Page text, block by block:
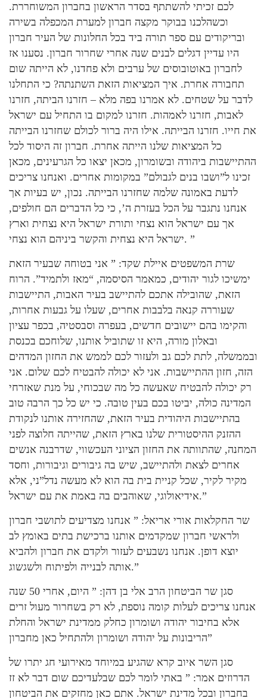
לכם זכיתי להשתתף בסדר הראשון בחברון המשוחררת.
וכשהלכנו בבוקר מקצה חברון למערת המכפלה בשירה
ובריקודים עם ספר תורה ביד בכל החלונות של העיר חברון
היו עדיין דגלים לבנים שנה אחרי שחרור חברון. נסענו אז
לחברון באוטובוסים של ערבים ולא פחדנו, לא הייתה שום
תחבורה אחרת. איך המציאות הזאת השתנתה? כי התחלנו
לדבר על שטחים. לא אמרנו בפה מלא – חזרנו הביתה, חזרנו
לאבות, חזרנו לאמהות. חזרנו למקום בו התחיל עם ישראל
את חייו. חזרנו הבייתה. אילו היה ברור לכולם שחזרנו הבייתה
כל המציאות שלנו הייתה אחרת. חברון זה היסוד לכל
ההתיישבות ביהודה ובשומרון, מכאן יצאו כל הגרעינים, מכאן
זכינו ל”ושבו בנים לגבולם” במקומות אחרים. ואנחנו צריכים
לדעת באמונה שלמה שחזרנו הבייתה. נכון, יש בעיות אך
אנחנו נתגבר על הכל בעזרת ה’, כי כל הדברים הם חולפים,
אך עם ישראל הוא נצחי ותורת ישראל היא נצחית וארץ
ישראל היא נצחית והקשר ביניהם הוא נצחי. ”
שרת המשפטים איילת שקד: ” אני בטוחה שבעיר הזאת
ימשיכו לגור יהודים, כמאמר הסיסמה, “מאז ולתמיד”. הרוח
הזאת, שהובילה אתכם להתיישב בעיר האבות, התיישבות
שעוררה קנאה בלבבות אחרים, שעלו על גבעות אחרות,
והקימו בהם יישובים חדשים, בעפרה וסבסטיה, בכפר עציון
ובאלון מורה, היא זו שתוביל אותנו, שלוחכם בכנסת
ובממשלה, לתת לכם גב ולעזור לכם לממש את החזון המדהים
הזה, חזון ההתיישבות. אני לא יכולה להבטיח לכם שלום. אני
רק יכולה להבטיח שאעשה כל מה שבכוחי, על מנת שאזרחי
המדינה כולה, יביטו בכם בעין טובה. כי יש כל כך הרבה טוב
בהתיישבות היהודית בעיר הזאת, שהחזירה אותנו לנקודת
ההזנק ההיסטורית שלנו בארץ הזאת, שהייתה חלוצה לפני
המחנה, שהתוותה את החזון הציוני העכשווי, שדרבנה אנשים
אחרים לצאת ולהתיישב, שיש בה גיבורים וגיבורות, וחסד
מקיר לקיר, שכל קניית בית בה הוא לא מעשה נדל”ני, אלא
אידיאולוגי, שאוהבים בה באמת את עם ישראל.”
שר החקלאות אורי אריאל: ” אנחנו מצדיעים לתושבי חברון
ולראשי חברון שמקדמים אותנו ברכישת בתים באומץ לב
יוצא דופן. אנחנו נשבעים לעזור ולקדם את חברון ולהביא
אותה לבנייה ולפיתוח ולשגשוג.”
סגן שר הביטחון הרב אלי בן דהן: ” היום, אחרי 50 שנה
אנחנו צריכים לעלות קומה נוספת, לא רק בשחרור מעול זרים
אלא בחיבור יהודה ושומרון כחלק ממדינת ישראל והחלת
הריבונות על יהודה ושומרון ולהתחיל כאן מחברון”
סגן השר איוב קרא שהגיע במיוחד מאירועי חג יתרו של
הדרוזים אמר: ” באתי לומר לכם שבלעדיכם שום דבר לא זז
בחברון ובכל מדינת ישראל. אתם כאן מחזקים את הביטחון